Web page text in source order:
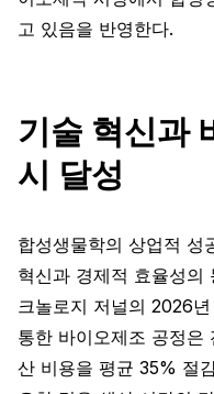
고 있음을 반영한다.
기술 혁신과
시 달성
합성생물학의 상업적 성
혁신과 경제적 효율성의
크놀로지 저널의 2026
통한 바이오제조 공정은
산 비용을 평균 35% 절